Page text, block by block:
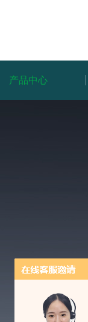
产品中心